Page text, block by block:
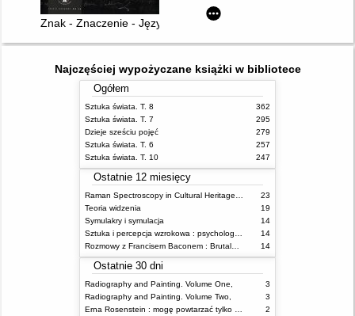
Znak - Znaczenie - Język : Materiały II Heterogenicznego
Najczęściej wypożyczane książki w bibliotece
Ogółem
Sztuka świata. T. 8
362
Sztuka świata. T. 7
295
Dzieje sześciu pojęć
279
Sztuka świata. T. 6
257
Sztuka świata. T. 10
247
Ostatnie 12 miesięcy
23
Teoria widzenia
19
Symulakry i symulacja
14
14
14
Ostatnie 30 dni
Radiography and Painting. Volume One,
3
Radiography and Painting. Volume Two,
3
2